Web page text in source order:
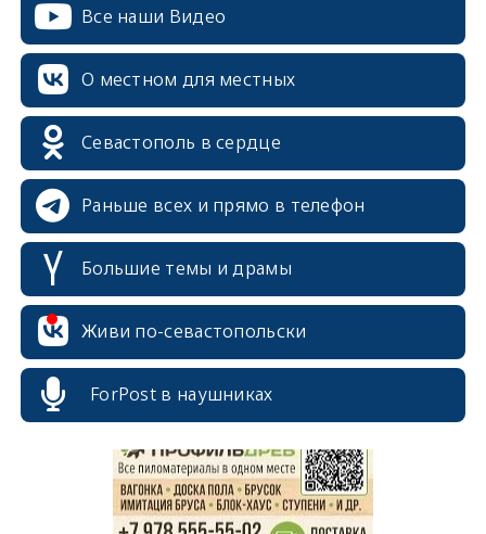
Все наши Видео
О местном для местных
Севастополь в сердце
Раньше всех и прямо в телефон
Большие темы и драмы
Живи по-севастопольски
ForPost в наушниках